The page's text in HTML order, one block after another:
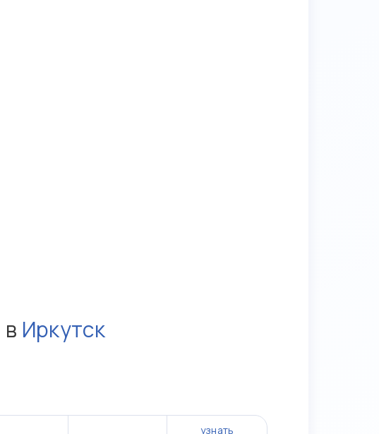
в Иркутск
узнать